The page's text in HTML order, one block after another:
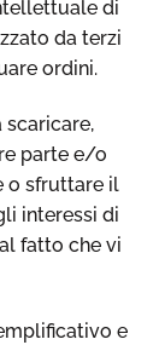
di
da terzi
ordini.
parte e/o
o sfruttare il
interessi di
fatto che vi
e